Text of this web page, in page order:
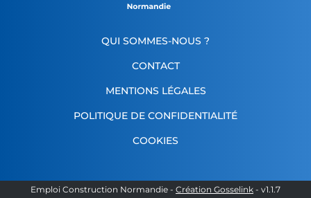
QUI SOMMES-NOUS ?
CONTACT
MENTIONS LÉGALES
POLITIQUE DE CONFIDENTIALITÉ
COOKIES
Emploi Construction Normandie - Création Gosselink - v1.1.7